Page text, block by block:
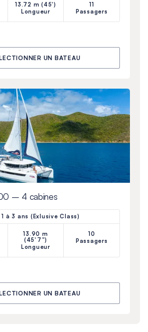
13.72 m (45')
Longueur
11
Passagers
UN BATEAU
– 4 cabines
1 à 3 ans (Exlusive Class)
13.90 m
(45'7")
Longueur
10
Passagers
UN BATEAU